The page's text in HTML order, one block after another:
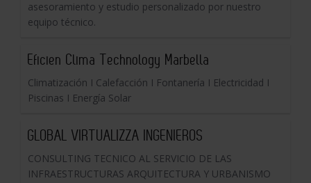
asesoramiento y estudio personalizado por nuestro
equipo técnico.
Eficien Clima Technology Marbella
Climatización I Calefacción I Fontanería I Electricidad I
Piscinas I Energía Solar
GLOBAL VIRTUALIZZA INGENIEROS
CONSULTING TECNICO AL SERVICIO DE LAS
INFRAESTRUCTURAS ARQUITECTURA Y URBANISMO